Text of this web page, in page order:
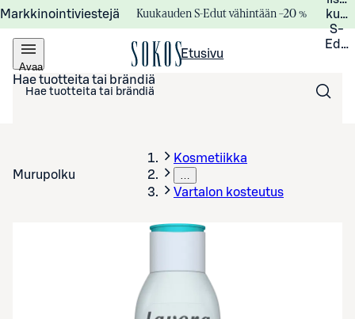
Markkinointiviestejä Kuukauden S-Edut vähintään –20 %
S-
Avaa
valikko
Etusivu
Hae tuotteita tai brändiä
Murupolku
Kosmetiikka
…
Vartalon kosteutus